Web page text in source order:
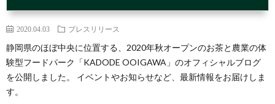
2020.04.03 プレスリリース
静岡県のほぼ中央に位置する、2020年秋オープンのお茶と農業の体
験型フードパーク「KADODE OOIGAWA」のオフィシャルブログ
を公開しました。 イベントやお知らせなど、最新情報をお届けしま
す。